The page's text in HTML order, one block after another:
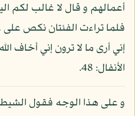
أعمالهم و قال لا غالب لكم
فلما تراءت الفئتان نكص
إني أرى ما لا ترون إني أخاف
الأنفال: 48.
و على هذا الوجه فقول